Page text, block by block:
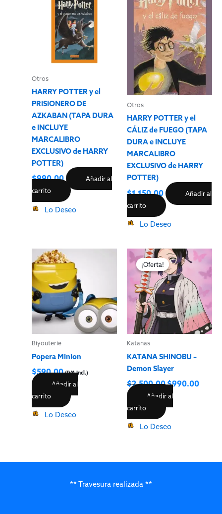
Otros
HARRY POTTER y el
PRISIONERO DE
AZKABAN (TAPA DURA
e INCLUYE
MARCALIBRO
EXCLUSIVO de HARRY
POTTER)
$990.00
Añadir al
carrito
Lo Deseo
Otros
HARRY POTTER y el
CÁLIZ de FUEGO (TAPA
DURA e INCLUYE
MARCALIBRO
EXCLUSIVO de HARRY
POTTER)
$1,150.00
Añadir al
carrito
Lo Deseo
Biyouterie
Popera Minion
$590.00 (IVA Incl.)
Añadir al
carrito
Lo Deseo
¡Oferta!
¡Oferta!
Katanas
KATANA SHINOBU –
Demon Slayer
$2,500.00
El
precio
original
era:
$2,500.00.
$990.00
precio
actual
es:
Añadir al
carrito
Lo Deseo
** Travesura realizada **